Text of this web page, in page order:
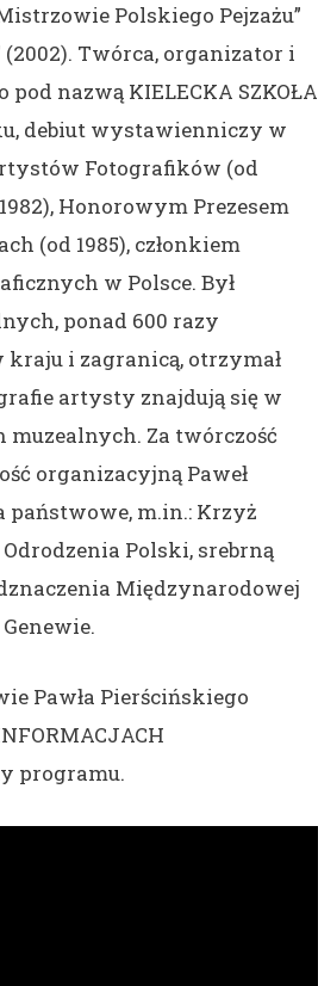
Polskiego Pejzażu”
(2002). Twórca, organizator i
nazwą KIELECKA SZKOŁA
debiut wystawienniczy w
Fotografików (od
Honorowym Prezesem
(od 1985), członkiem
w Polsce. Był
ponad 600 razy
i zagranicą, otrzymał
artysty znajdują się w
Za twórczość
organizacyjną Paweł
państwowe, m.in.: Krzyż
Polski, srebrną
Międzynarodowej
Pawła Pierścińskiego
programu.